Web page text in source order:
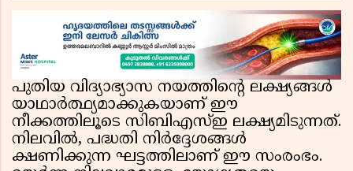
പുതിയ വിദ്യാഭ്യാസ നയത്തിന്റെ ലക്ഷ്യങ്ങൾ
യാഥാർത്ഥ്യമാക്കുകയാണ് ഈ
നീക്കത്തിലൂടെ സിബിഎസ്ഇ ലക്ഷ്യമിടുന്നത്.
നിലവിൽ, പദ്ധതി നിർദ്ദേശങ്ങൾ
ക്ഷണിക്കുന്ന ഘട്ടത്തിലാണ് ഈ സംരംഭം.